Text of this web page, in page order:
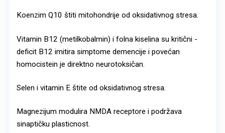
Koenzim Q10 štiti mitohondrije od oksidativnog stresa.
Vitamin B12 (metilkobalmin) i folna kiselina su kritični -
deficit B12 imitira simptome demencije i povećan
homocistein je direktno neurotoksičan.
Selen i vitamin E štite od oksidativnog stresa.
Magnezijum modulira NMDA receptore i podržava
sinaptičku plasticnost.